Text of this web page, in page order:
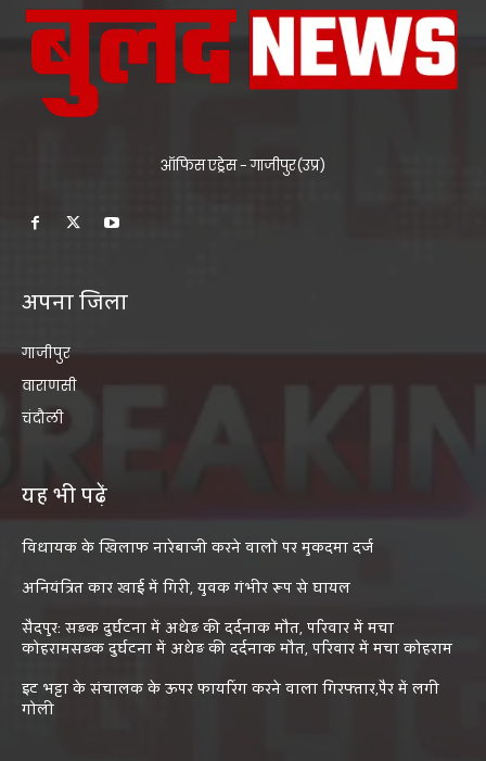
ऑफिस एड्रेस - गाजीपुर(उप्र)
अपना जिला
गाजीपुर
वाराणसी
चंदौली
यह भी पढ़ें
विधायक के खिलाफ नारेबाजी करने वालों पर मुकदमा दर्ज
अनियंत्रित कार खाई में गिरी, युवक गंभीर रूप से घायल
सैदपुर: सड़क दुर्घटना में अधेड़ की दर्दनाक मौत, परिवार में मचा
कोहरामसड़क दुर्घटना में अधेड़ की दर्दनाक मौत, परिवार में मचा कोहराम
इट भट्टा के संचालक के ऊपर फायरिंग करने वाला गिरफ्तार,पैर में लगी
गोली